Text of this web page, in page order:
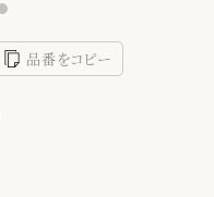
品番をコピー